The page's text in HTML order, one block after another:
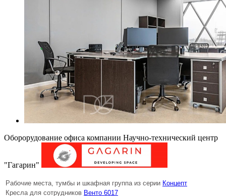
Оборорудование офиса компании Научно-технический центр
"Гагарин"
Рабочие места, тумбы и шкафная группа из серии Концепт
Кресла для сотрудников Венто 6017